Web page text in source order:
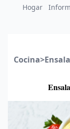
Hogar
Cocina>